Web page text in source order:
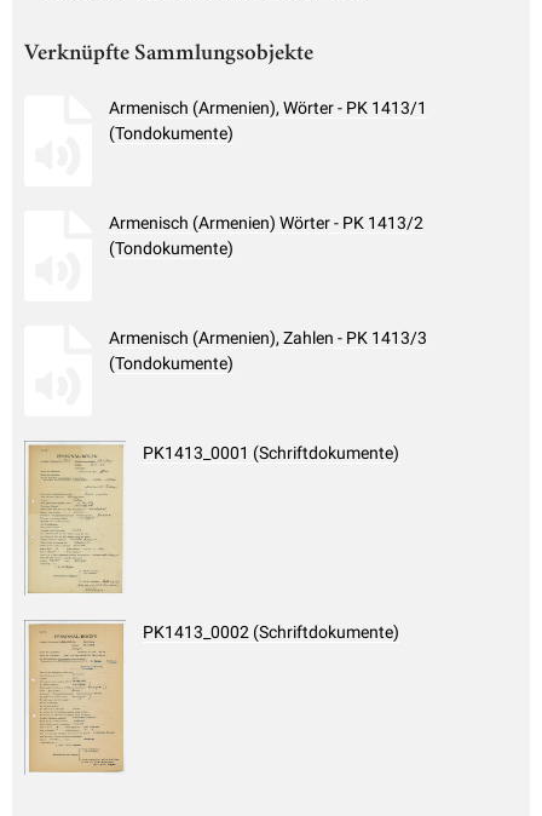
Verknüpfte Sammlungsobjekte
Armenisch (Armenien), Wörter - PK 1413/1
(Tondokumente)
Armenisch (Armenien) Wörter - PK 1413/2
(Tondokumente)
Armenisch (Armenien), Zahlen - PK 1413/3
(Tondokumente)
PK1413_0001 (Schriftdokumente)
PK1413_0002 (Schriftdokumente)